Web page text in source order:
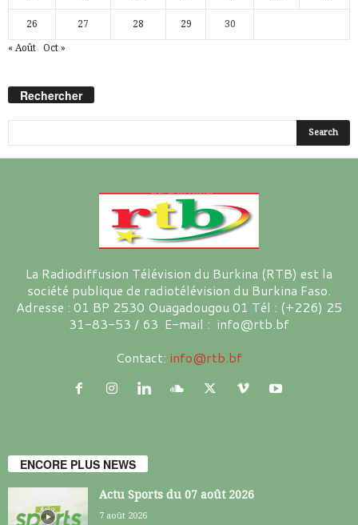
26 27 28 29 30
« Août Oct »
Rechercher
La Radiodiffusion Télévision du Burkina (RTB) est la
société publique de radiotélévision du Burkina Faso.
Adresse : 01 BP 2530 Ouagadougou 01 Tél : (+226) 25
31-83-53 / 63 E-mail : info@rtb.bf
Contact: info@rtb.bf
ENCORE PLUS NEWS
Actu Sports du 07 août 2026
7 août 2026